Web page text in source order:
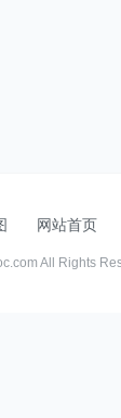
网站首页
All Rights